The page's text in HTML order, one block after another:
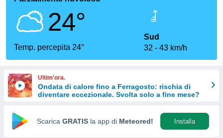
per
le
di
Web
24°
Temp. percepita 24°
Sud
32
43 km/h
Ultim'ora.
Ondata di calore fino a Ferragosto: rischia di
diventare eccezionale. Svolta solo a fine mese?
Scarica GRATIS la app di Meteored! Installa